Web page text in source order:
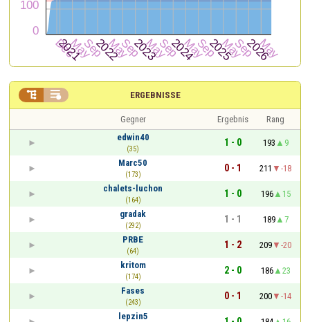
ERGEBNISSE
 
Gegner Ergebnis
Rang
edwin40
(35)
1 - 0 193
9
Marc50
(173)
0 - 1 211
-18
chalets-luchon
(164)
1 - 0 196
15
gradak
(292)
1 - 1 189
7
PRBE
(64)
1 - 2 209
-20
kritom
(174)
2 - 0 186
23
Fases
(243)
0 - 1 200
-14
lepzin5